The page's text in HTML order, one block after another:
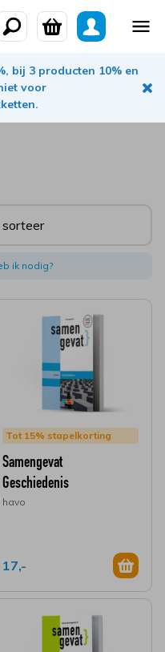
bij 3 producten 10% en
voor
sorteer
ik nodig?
Tot 15% stapelkorting
Samengevat
Geschiedenis
havo
17,-